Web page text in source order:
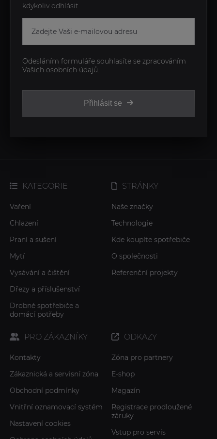
kdykoliv odhlásit.
Přihlásit se
Odesláním formuláře souhlasíte se zpracováním
Vašich osobních údajů.
KATEGORIE
Vaření
Chlazení
Praní a sušení
Mytí
Vysávání a čištění
Dřezy a příslušenství
Drobné spotřebiče a
domácí potřeby
STRÁNKY
Naše značky
Technologie
Kde koupíte spotřebiče
O společnosti
Referenční projekty
PRO ZÁKAZNÍKY
Kontakty
Zákaznická a servisní zóna
Obchodní podmínky
Vnitřní oznamovací systém
Nastavení cookies
ODKAZY
Zóna pro partnery
E-shop
Magazín
Registrace prodloužené
záruky
Vstup pro servis